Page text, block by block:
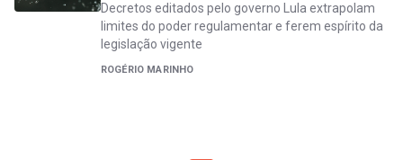
Decretos editados pelo governo Lula extrapolam
limites do poder regulamentar e ferem espírito da
legislação vigente
ROGÉRIO MARINHO